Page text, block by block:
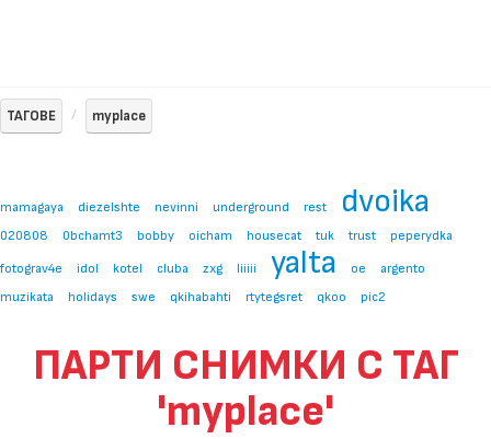
ТАГОВЕ myplace
mamagaya diezelshte nevinni underground rest dvoika
020808 0bchamt3 bobby oicham housecat tuk trust
peperydka
fotograv4e
idol kotel cluba zxg liiiii yalta oe
argento
muzikata
holidays swe qkihabahti rtytegsret qkoo pic2
ПАРТИ СНИМКИ С ТАГ
'myplace'